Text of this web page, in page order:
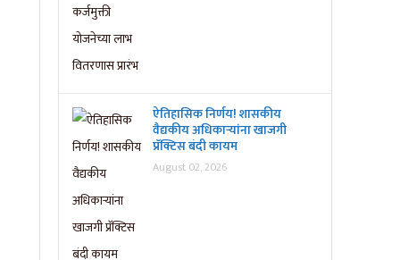
ऐतिहासिक निर्णय! शासकीय
वैद्यकीय अधिकाऱ्यांना खाजगी
प्रॅक्टिस बंदी कायम
August 02, 2026